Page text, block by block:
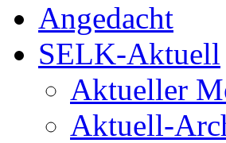
Angedacht
SELK-Aktuell
Aktueller
Aktuell-